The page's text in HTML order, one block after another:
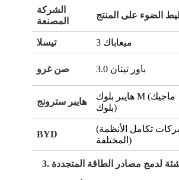
الشركة
المصنعة
الضوء على المنتج
تيسلا ميغاباك 3
صن غرو باور تيتان 3.0
هايبر سترونج
هايبر بلوك M (ماجيك
بلوك)
BYD
(شركات تكامل الأنظمة
المختلفة)
لدمج مصادر الطاقة المتجددة